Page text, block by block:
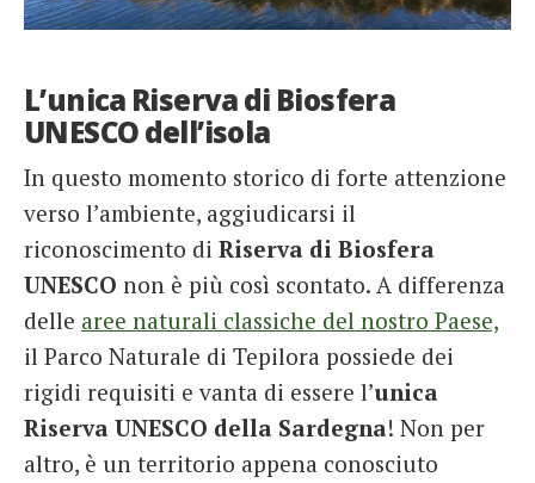
L’unica Riserva di Biosfera
UNESCO dell’isola
In questo momento storico di forte attenzione
verso l’ambiente, aggiudicarsi il
riconoscimento di Riserva di Biosfera
UNESCO non è più così scontato. A differenza
delle aree naturali classiche del nostro Paese,
il Parco Naturale di Tepilora possiede dei
rigidi requisiti e vanta di essere l’unica
Riserva UNESCO della Sardegna! Non per
altro, è un territorio appena conosciuto